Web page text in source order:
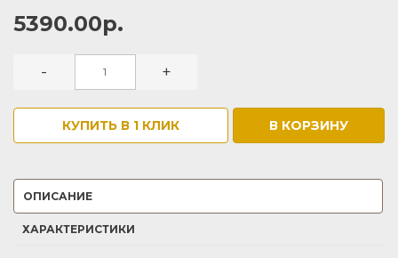
5390.00р.
- +
КУПИТЬ В 1 КЛИК В КОРЗИНУ
ОПИСАНИЕ
ХАРАКТЕРИСТИКИ